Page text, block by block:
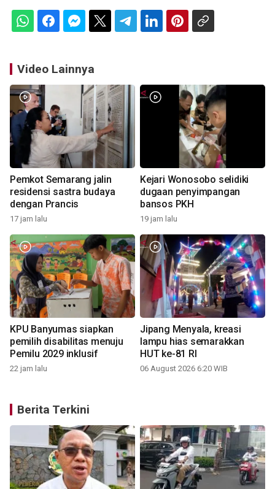
Video Lainnya
Pemkot Semarang jalin
residensi sastra budaya
dengan Prancis
17 jam lalu
Kejari Wonosobo selidiki
dugaan penyimpangan
bansos PKH
19 jam lalu
KPU Banyumas siapkan
pemilih disabilitas menuju
Pemilu 2029 inklusif
22 jam lalu
Jipang Menyala, kreasi
lampu hias semarakkan
HUT ke-81 RI
06 August 2026 6:20 WIB
Berita Terkini